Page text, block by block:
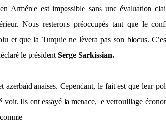
Arménie est impossible sans une évaluation
Nous resterons préoccupés tant que le
et que la Turquie ne lèvera pas son blocus.
le président Serge Sarkissian.
azerbaïdjanaises. Cependant, le fait est que leur
voir. Ils ont essayé la menace, le verrouillage